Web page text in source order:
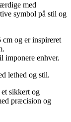
med
symbol på stil og
cm og er inspireret
imponere enhver.
lethed og stil.
sikkert og
præcision og